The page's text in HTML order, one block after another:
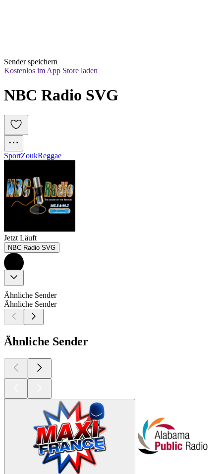
Sender speichern
Kostenlos im App Store laden
NBC Radio SVG
SportZoukReggae
Jetzt Läuft
NBC Radio SVG
Ähnliche Sender
Ähnliche Sender
Ähnliche Sender